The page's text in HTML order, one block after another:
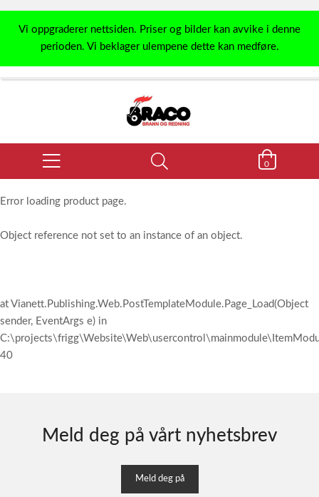
Vi oppgraderer nettsiden. Priser og bilder kan avvike i denne
perioden. Vi beklager ulempene dette kan medføre.
0
Error loading product page.
Object reference not set to an instance of an object.
at Vianett.Publishing.Web.PostTemplateModule.Page_Load(Object
sender, EventArgs e) in
40
Meld deg på vårt nyhetsbrev
Meld deg på